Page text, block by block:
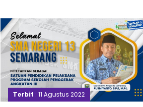
Terbit : 11 Agustus 2022